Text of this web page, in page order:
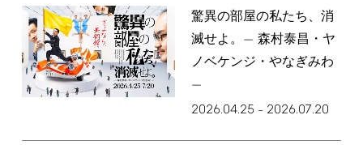
驚異の部屋の私たち、消
滅せよ。— 森村泰昌・ヤ
ノベケンジ・やなぎみわ
—
2026.04.25 – 2026.07.20